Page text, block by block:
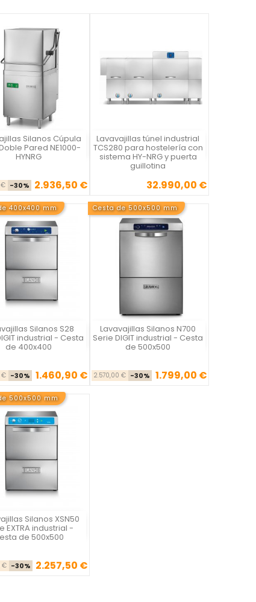
Silanos Cúpula
Pared NE1000-
HYNRG
Precio base
€ -30% Precio
2.936,50 €

rápida Lavavajillas túnel industrial
TCS280 para hostelería con
sistema HY-NRG y puerta
guillotina
Precio
32.990,00 €

Vista rápida
400x400 mm
Silanos S28
industrial - Cesta
de 400x400
Precio base
€ -30% Precio
1.460,90 €

rápida
Cesta de 500x500 mm
Lavavajillas Silanos N700
Serie DIGIT industrial - Cesta
de 500x500
Precio base
2.570,00 € -30% Precio
1.799,00 €

Vista rápida
500x500 mm
Silanos XSN50
EXTRA industrial -
de 500x500
Precio base
€ -30% Precio
2.257,50 €

rápida